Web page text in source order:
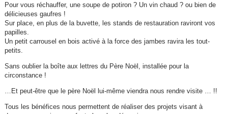
Pour vous réchauffer, une soupe de potiron ? Un vin chaud ? ou bien de
délicieuses gaufres !
Sur place, en plus de la buvette, les stands de restauration raviront vos
papilles.
Un petit carrousel en bois activé à la force des jambes ravira les tout-
petits.
Sans oublier la boîte aux lettres du Père Noël, installée pour la
circonstance !
…Et peut-être que le père Noël lui-même viendra nous rendre visite … !!
Tous les bénéfices nous permettent de réaliser des projets visant à